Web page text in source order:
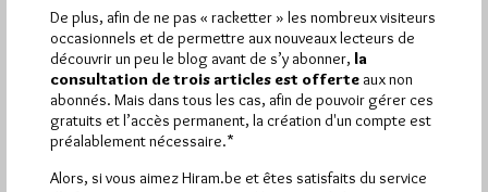
Abonnement aux Newsletters - RSS
De plus, afin de ne pas « racketter » les nombreux visiteurs
occasionnels et de permettre aux nouveaux lecteurs de
découvrir un peu le blog avant de s’y abonner, la
consultation de trois articles est offerte aux non
abonnés. Mais dans tous les cas, afin de pouvoir gérer ces
gratuits et l’accès permanent, la création d'un compte est
préalablement nécessaire.*
Alors, si vous aimez Hiram.be et êtes satisfaits du service